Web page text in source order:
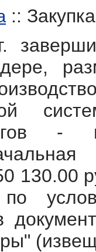
::
-
130.00